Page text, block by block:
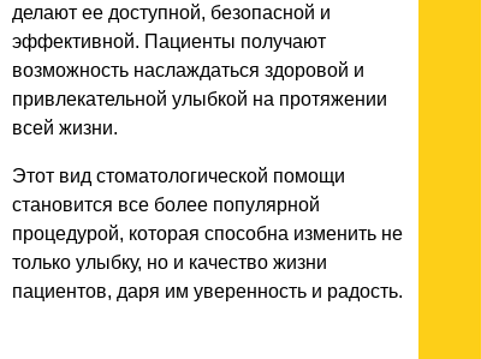
делают ее доступной, безопасной и
эффективной. Пациенты получают
возможность наслаждаться здоровой и
привлекательной улыбкой на протяжении
всей жизни.
Этот вид стоматологической помощи
становится все более популярной
процедурой, которая способна изменить не
только улыбку, но и качество жизни
пациентов, даря им уверенность и радость.